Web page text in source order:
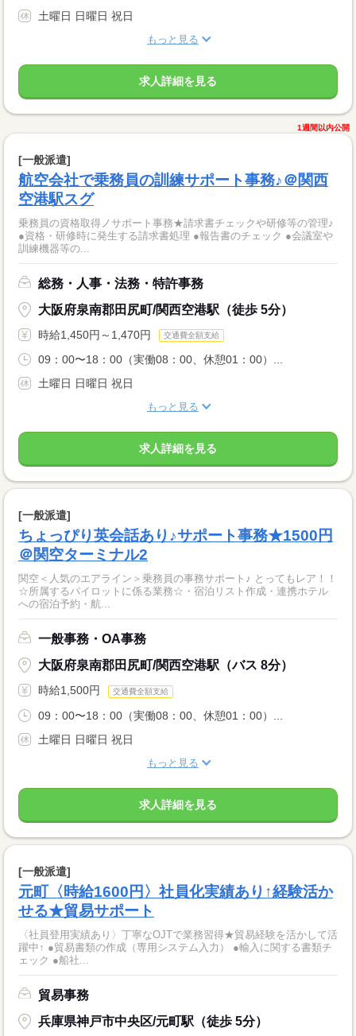
土曜日 日曜日 祝日
もっと見る
求人詳細を見る
1週間以内公開
[一般派遣]
航空会社で乗務員の訓練サポート事務♪＠関西
空港駅スグ
乗務員の資格取得ノサポート事務★請求書チェックや研修等の管理♪
●資格・研修時に発生する請求書処理 ●報告書のチェック ●会議室や
訓練機器等の...
総務・人事・法務・特許事務
大阪府泉南郡田尻町/関西空港駅（徒歩 5分）
時給1,450円～1,470円 交通費全額支給
09：00〜18：00（実働08：00、休憩01：00）...
土曜日 日曜日 祝日
もっと見る
求人詳細を見る
[一般派遣]
ちょっぴり英会話あり♪サポート事務★1500円
＠関空ターミナル2
関空＜人気のエアライン＞乗務員の事務サポート♪ とってもレア！！
☆所属するパイロットに係る業務☆・宿泊リスト作成・連携ホテル
への宿泊予約・航...
一般事務・OA事務
大阪府泉南郡田尻町/関西空港駅（バス 8分）
時給1,500円 交通費全額支給
09：00〜18：00（実働08：00、休憩01：00）...
土曜日 日曜日 祝日
もっと見る
求人詳細を見る
[一般派遣]
元町〈時給1600円〉社員化実績あり↑経験活か
せる★貿易サポート
〈社員登用実績あり〉丁寧なOJTで業務習得★貿易経験を活かして活
躍中↑ ●貿易書類の作成（専用システム入力） ●輸入に関する書類チ
ェック ●船社...
貿易事務
兵庫県神戸市中央区/元町駅（徒歩 5分）